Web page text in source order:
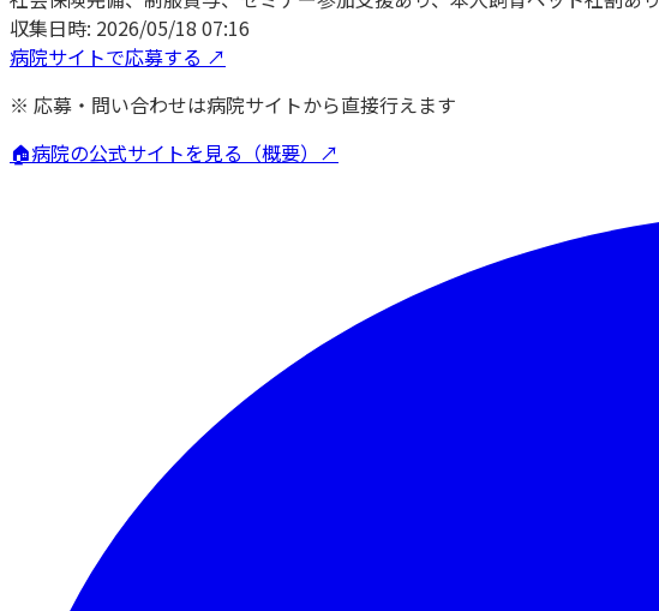
収集日時: 2026/05/18 07:16
病院サイトで応募する ↗
※ 応募・問い合わせは病院サイトから直接行えます
🏠病院の公式サイトを見る（概要）↗